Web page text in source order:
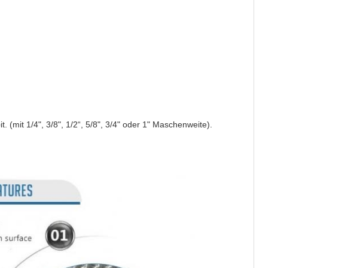
(mit 1/4", 3/8", 1/2“, 5/8", 3/4" oder 1" Maschenweite).